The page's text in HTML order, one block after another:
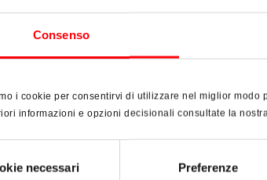
Consenso
i cookie per consentirvi di utilizzare nel miglior
informazioni e opzioni decisionali consultate la
necessari Preferenze